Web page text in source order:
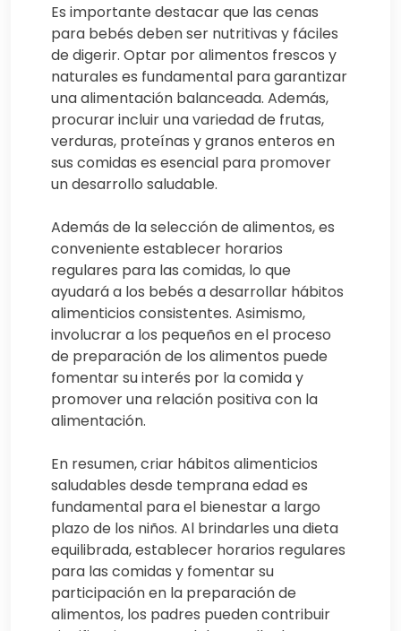
Es importante destacar que las cenas
para bebés deben ser nutritivas y fáciles
de digerir. Optar por alimentos frescos y
naturales es fundamental para garantizar
una alimentación balanceada. Además,
procurar incluir una variedad de frutas,
verduras, proteínas y granos enteros en
sus comidas es esencial para promover
un desarrollo saludable.
Además de la selección de alimentos, es
conveniente establecer horarios
regulares para las comidas, lo que
ayudará a los bebés a desarrollar hábitos
alimenticios consistentes. Asimismo,
involucrar a los pequeños en el proceso
de preparación de los alimentos puede
fomentar su interés por la comida y
promover una relación positiva con la
alimentación.
En resumen, criar hábitos alimenticios
saludables desde temprana edad es
fundamental para el bienestar a largo
plazo de los niños. Al brindarles una dieta
equilibrada, establecer horarios regulares
para las comidas y fomentar su
participación en la preparación de
alimentos, los padres pueden contribuir